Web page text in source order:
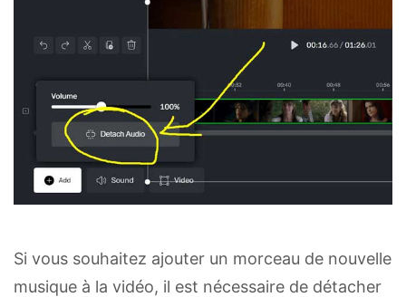
Si vous souhaitez ajouter un morceau de nouvelle
musique à la vidéo, il est nécessaire de détacher